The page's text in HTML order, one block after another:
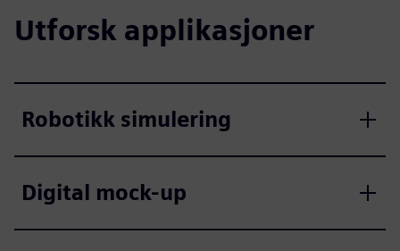
Utforsk applikasjoner
Robotikk simulering
Digital mock-up